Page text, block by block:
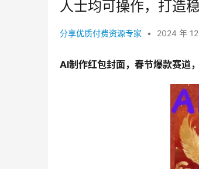
人士均可操作，打造
分享优质付费资源专家 • 2024 年
Al制作红包封面，春节爆款赛道